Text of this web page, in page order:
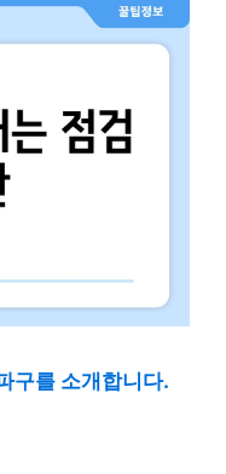
구를 소개합니다.